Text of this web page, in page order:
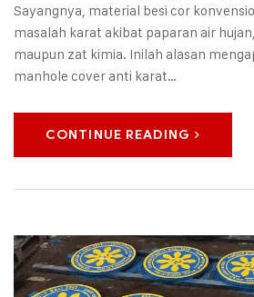
Sayangnya, material besi cor
masalah karat akibat paparan air
maupun zat kimia. Inilah alasan
manhole cover anti karat…
CONTINUE READING